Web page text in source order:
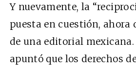
Y nuevamente, la
puesta en cuestión, ahora
de una editorial mexicana.
apuntó que los derechos